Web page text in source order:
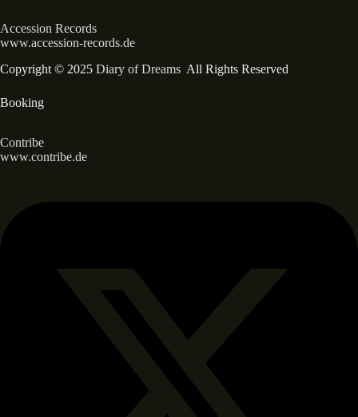
Accession Records
www.accession-records.de
Copyright © 2025 Diary of Dreams All Rights Reserved
Booking
Contribe
www.contribe.de